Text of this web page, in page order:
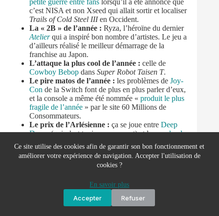
Ce site utilise des cookies afin de garantir son bon fonctionnement et
améliorer votre expérience de navigation. Accepter l'utilisation de
cookies ?
En savoir plus
Accepter Refuser
petite guerre entre fans lorsqu’il a été annoncé que
c’est NISA et non Xseed qui allait sortir et localiser
Trails of Cold Steel IIIen Occident.
La « 2B » de l’année : Ryza, l’héroïne du dernier
Atelierqui a inspiré bon nombre d’artistes. Le jeu a
d’ailleurs réalisé le meilleur démarrage de la
franchise au Japon.
L’attaque la plus cool de l’année : celle de
Cowboy Bebop dans Super Robot Taisen T.
Le pire matos de l’année : les problèmes de Joy-
Con de la Switch font de plus en plus parler d’eux,
et la console a même été nommée « produit le plus
fragile de l’année » par le site 60 Millions de
Consommateurs.
Le prix de l’Arlésienne : ça se joue entre Deep
Down(qui n’est toujours pas mort) et leremake de
Tsukihime
(annoncé en… 2008).